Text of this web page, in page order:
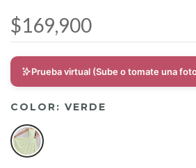
$169,900
Prueba virtual (Sube o tomate una
COLOR: VERDE